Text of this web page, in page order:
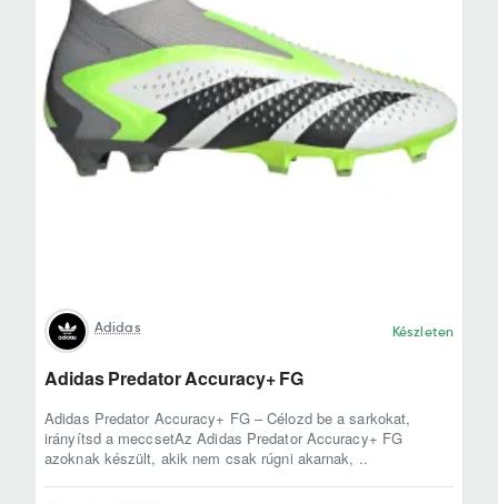
Adidas Készleten
Adidas Predator Accuracy+ FG
Adidas Predator Accuracy+ FG – Célozd be a sarkokat,
irányítsd a meccsetAz Adidas Predator Accuracy+ FG
azoknak készült, akik nem csak rúgni akarnak, ..